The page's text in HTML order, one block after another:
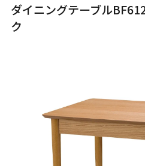
ダイニングテーブル
ク